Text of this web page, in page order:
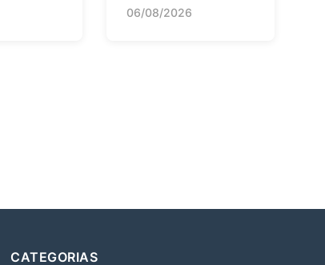
06/08/2026
CATEGORIAS